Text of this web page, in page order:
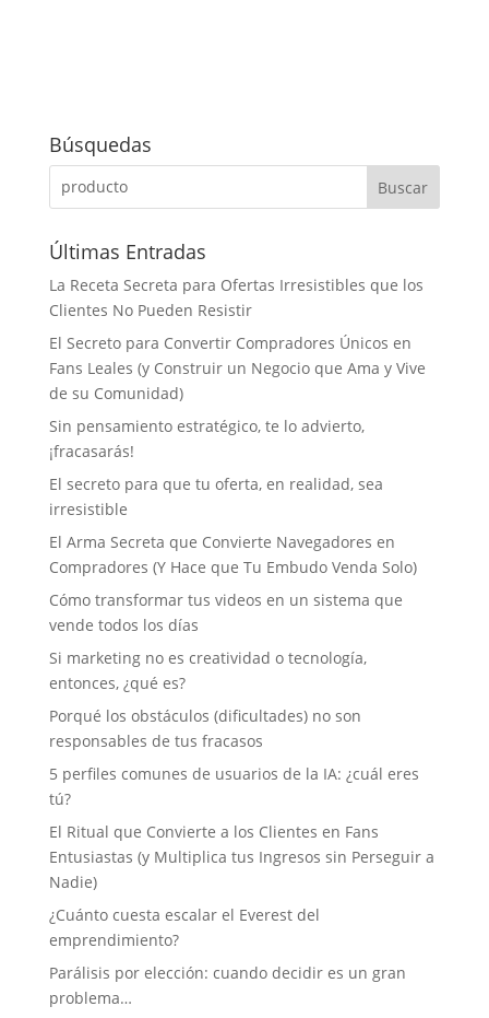
Búsquedas
Últimas Entradas
La Receta Secreta para Ofertas Irresistibles que los
Clientes No Pueden Resistir
El Secreto para Convertir Compradores Únicos en
Fans Leales (y Construir un Negocio que Ama y Vive
de su Comunidad)
Sin pensamiento estratégico, te lo advierto,
¡fracasarás!
El secreto para que tu oferta, en realidad, sea
irresistible
El Arma Secreta que Convierte Navegadores en
Compradores (Y Hace que Tu Embudo Venda Solo)
Cómo transformar tus videos en un sistema que
vende todos los días
Si marketing no es creatividad o tecnología,
entonces, ¿qué es?
Porqué los obstáculos (dificultades) no son
responsables de tus fracasos
5 perfiles comunes de usuarios de la IA: ¿cuál eres
tú?
El Ritual que Convierte a los Clientes en Fans
Entusiastas (y Multiplica tus Ingresos sin Perseguir a
Nadie)
¿Cuánto cuesta escalar el Everest del
emprendimiento?
Parálisis por elección: cuando decidir es un gran
problema…